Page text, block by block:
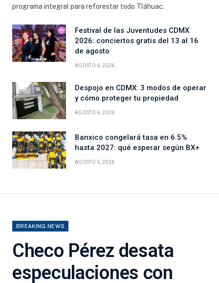
programa integral para reforestar todo Tláhuac.
Festival de las Juventudes CDMX
2026: conciertos gratis del 13 al 16
de agosto
AGOSTO 6, 2026
Despojo en CDMX: 3 modos de operar
y cómo proteger tu propiedad
AGOSTO 6, 2026
Banxico congelará tasa en 6.5%
hasta 2027: qué esperar según BX+
AGOSTO 6, 2026
BREAKING NEWS
Checo Pérez desata
especulaciones con